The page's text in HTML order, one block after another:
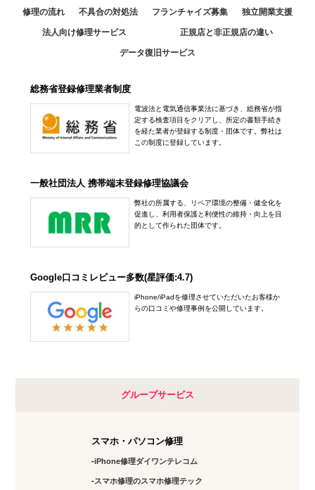
修理の流れ 不具合の対処法 フランチャイズ募集 独立開業支援
法人向け修理サービス 正規店と非正規店の違い
データ復旧サービス
総務省登録修理業者制度
電波法と電気通信事業法に基づき、総務省が指
定する検査項目をクリアし、所定の書類手続き
を経た業者が登録する制度・団体です。弊社は
この制度に登録しています。
一般社団法人 携帯端末登録修理協議会
弊社の所属する、リペア環境の整備・健全化を
促進し、利用者保護と利便性の維持・向上を目
的として作られた団体です。
Google口コミレビュー多数(星評価:4.7)
iPhone/iPadを修理させていただいたお客様か
らの口コミや修理事例を公開しています。
グループサービス
スマホ・パソコン修理
iPhone修理ダイワンテレコム
スマホ修理のスマホ修理テック